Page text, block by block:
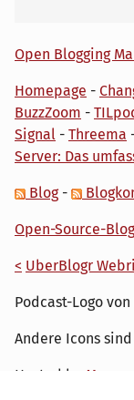
Open Blogging
Homepage -
BuzzZoom -
Signal - Threema
Server: Das
Blog-
Open-Source-
< UberBlogr
Podcast-Logo
Andere Icons sind
Hosted by My own